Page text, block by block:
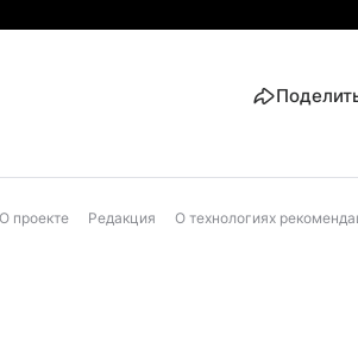
О проекте Редакция О технологиях